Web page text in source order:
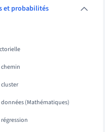
et probabilités
données (Mathématiques)